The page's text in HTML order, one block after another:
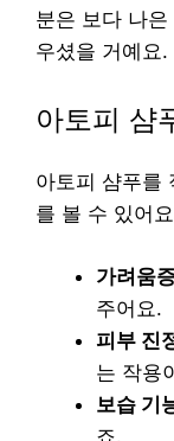
분은 보다 나
우셨을 거예요.
아토피 샴
아토피 샴푸를
를 볼 수 있어
가려움
주어요.
피부 진
는 작용
보습 기
죠.